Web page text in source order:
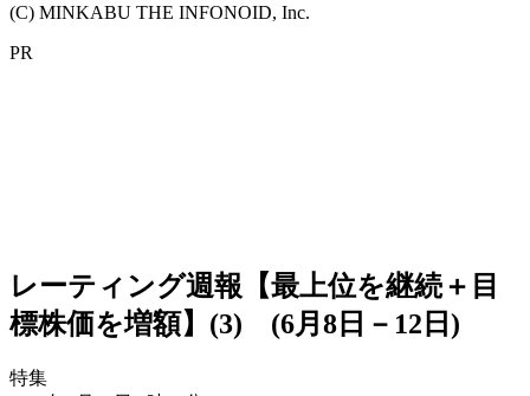
(C) MINKABU THE INFONOID, Inc.
PR
レーティング週報【最上位を継続＋目
標株価を増額】(3) (6月8日－12日)
特集